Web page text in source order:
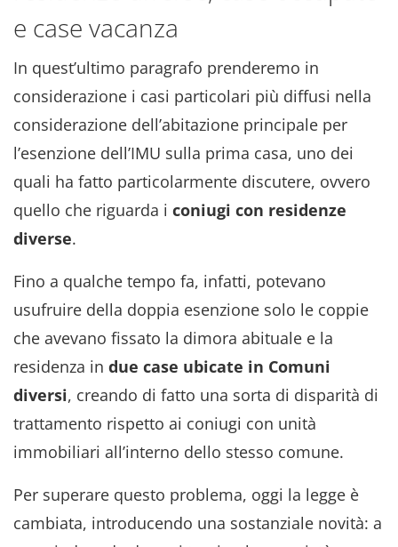
e case vacanza
In quest’ultimo paragrafo prenderemo in
considerazione i casi particolari più diffusi nella
considerazione dell’abitazione principale per
l’esenzione dell’IMU sulla prima casa, uno dei
quali ha fatto particolarmente discutere, ovvero
quello che riguarda i coniugi con residenze
diverse.
Fino a qualche tempo fa, infatti, potevano
usufruire della doppia esenzione solo le coppie
che avevano fissato la dimora abituale e la
residenza in due case ubicate in Comuni
diversi, creando di fatto una sorta di disparità di
trattamento rispetto ai coniugi con unità
immobiliari all’interno dello stesso comune.
Per superare questo problema, oggi la legge è
cambiata, introducendo una sostanziale novità: a